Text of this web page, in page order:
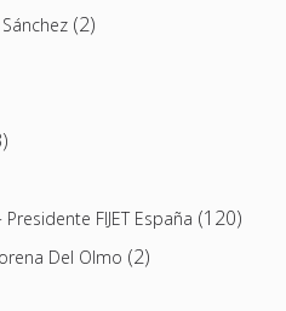
(2)
FIJET España (120)
Del Olmo (2)